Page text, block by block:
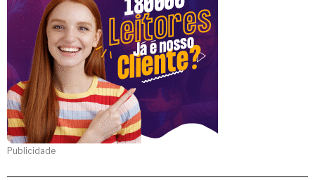
Publicidade